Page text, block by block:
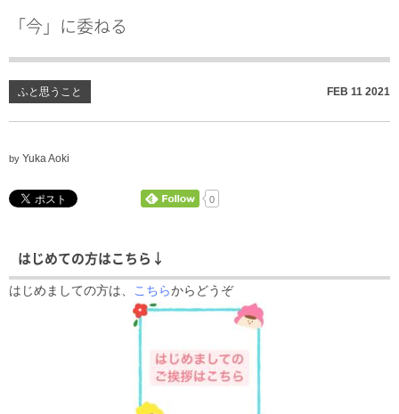
「今」に委ねる
ふと思うこと FEB 11 2021
by Yuka Aoki
0
はじめての方はこちら↓
はじめましての方は、 こちらからどうぞ